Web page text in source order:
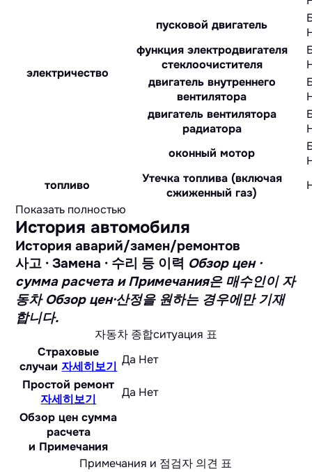
электричество
пусковой двигатель
функция электродвигателя
стеклоочистителя
двигатель внутреннего
вентилятора
двигатель вентилятора
радиатора
оконный мотор
топливо
Утечка топлива (включая
сжиженный газ)
Показать полностью
История автомобиля
История аварий/замен/ремонтов
사고 · Замена · 수리 등 이력 Обзор цен ·
сумма расчета и Примечания은 매수인이 자
동차 Обзор цен·산정을 원하는 경우에만 기재
합니다.
자동차 종합ситуация 표
Страховые
случаи자세히보기 Да Нет
Простой ремонт
자세히보기
Да Нет
Обзор цен сумма
расчета
и Примечания
Примечания и 점검자 의견 표